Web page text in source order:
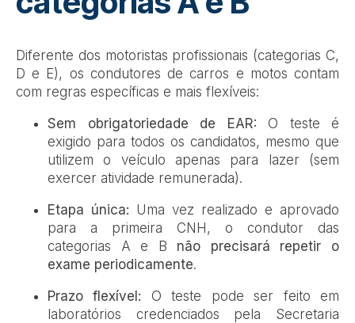
Diferente dos motoristas profissionais (categorias C,
D e E), os condutores de carros e motos contam
com regras específicas e mais flexíveis:
Sem obrigatoriedade de EAR: O teste é
exigido para todos os candidatos, mesmo que
utilizem o veículo apenas para lazer (sem
exercer atividade remunerada).
Etapa única: Uma vez realizado e aprovado
para a primeira CNH, o condutor das
categorias A e B não precisará repetir o
exame periodicamente.
Prazo flexível: O teste pode ser feito em
laboratórios credenciados pela Secretaria